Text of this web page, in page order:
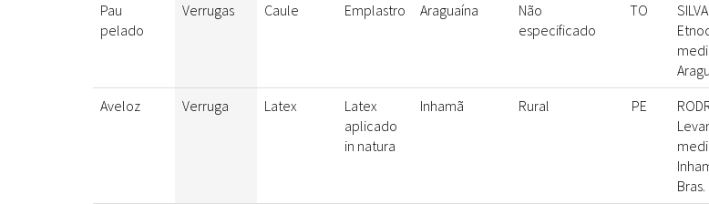
Pau
pelado
Verrugas Caule Emplastro Araguaína
Não
especificado
TO
Aveloz Verruga Latex
Latex
aplicado
in natura
Inhamã Rural PE